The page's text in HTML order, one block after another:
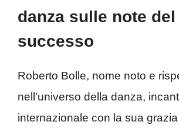
danza sulle note del
successo
Roberto Bolle, nome noto e
nell’universo della danza,
internazionale con la sua